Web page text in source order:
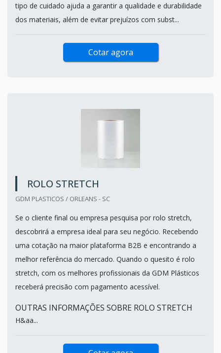
tipo de cuidado ajuda a garantir a qualidade e durabilidade
dos materiais, além de evitar prejuízos com subst...
Cotar agora
ROLO STRETCH
GDM PLASTICOS / ORLEANS - SC
Se o cliente final ou empresa pesquisa por rolo stretch,
descobrirá a empresa ideal para seu negócio. Recebendo
uma cotação na maior plataforma B2B e encontrando a
melhor referência do mercado. Quando o quesito é rolo
stretch, com os melhores profissionais da GDM Plásticos
receberá precisão com pagamento acessível.
OUTRAS INFORMAÇÕES SOBRE ROLO STRETCH
H&aa...